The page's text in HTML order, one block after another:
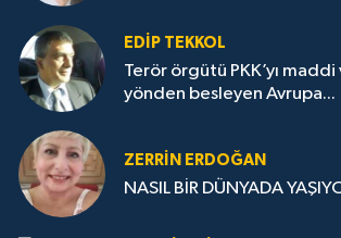
EDIP TEKKOL
Terör örgütü PKK’yı
yönden besleyen Avrupa...
ZERRIN ERDOĞAN
NASIL BİR DÜNYADA